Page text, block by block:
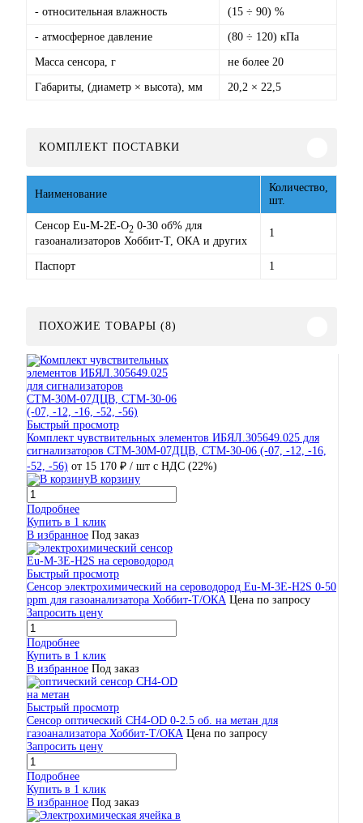
- относительная влажность (15 ÷ 90) %
- атмосферное давление (80 ÷ 120) кПа
Масса сенсора, г не более 20
Габариты, (диаметр × высота), мм 20,2 × 22,5
КОМПЛЕКТ ПОСТАВКИ
Наименование
Количество,
шт.
Сенсор Eu-M-2Е-O2 0-30 об% для
газоанализаторов Хоббит-Т, ОКА и других
1
Паспорт 1
ПОХОЖИЕ ТОВАРЫ (8)
Быстрый просмотр
Комплект чувствительных элементов ИБЯЛ.305649.025 для
сигнализаторов СТМ-30М-07ДЦВ, СТМ-30-06 (-07, -12, -16,
-52, -56) от 15 170 ₽ / шт с НДС (22%)
В корзину
Подробнее
Купить в 1 клик
В избранное Под заказ
Быстрый просмотр
Сенсор электрохимический на сероводород Eu-M-3Е-H2S 0-50
ppm для газоанализатора Хоббит-Т/ОКА Цена по запросу
Запросить цену
Подробнее
Купить в 1 клик
В избранное Под заказ
Быстрый просмотр
Сенсор оптический CH4-OD 0-2.5 об. на метан для
газоанализатора Хоббит-Т/ОКА Цена по запросу
Запросить цену
Подробнее
Купить в 1 клик
В избранное Под заказ